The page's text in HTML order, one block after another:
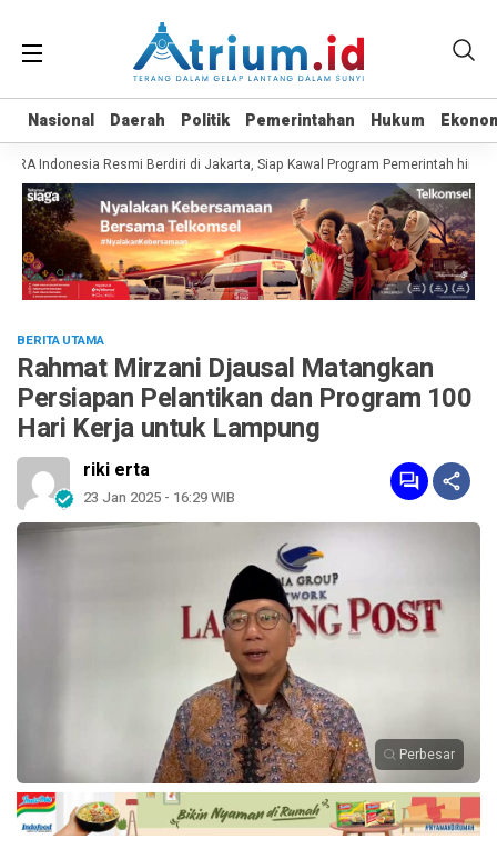
Nasional Daerah Politik Pemerintahan Hukum
Nasional Daerah Politik Pemerintahan Hukum
Indonesia Resmi Berdiri di Jakarta, Siap Kawal Program Pemerintah hingga
BERITA UTAMA
Rahmat Mirzani Djausal Matangkan
Persiapan Pelantikan dan Program 100
Hari Kerja untuk Lampung
riki erta
23 Jan 2025 - 16:29 WIB
Perbesar